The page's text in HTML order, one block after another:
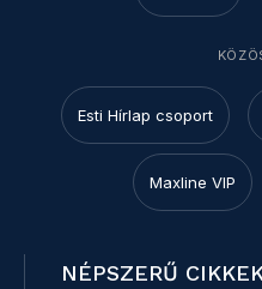
Esti Hírlap csoport
Maxline VIP
NÉPSZERŰ